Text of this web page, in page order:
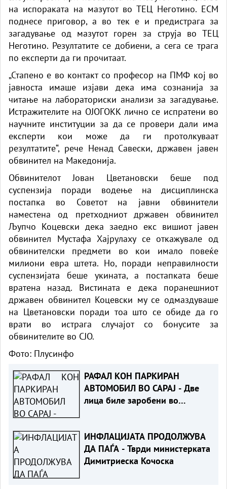
на испораката на мазутот во ТЕЦ Неготино. ЕСМ
поднесе приговор, а во тек е и предистрага за
загадување од мазутот горен за струја во ТЕЦ
Неготино. Резултатите се добиени, а сега се трага
по експерти да ги прочитаат.
„Стапено е во контакт со професор на ПМФ кој во
јавноста имаше изјави дека има сознанија за
читање на лабораториски анализи за загадување.
Истражителите на ОЈОГОКК лично се испратени во
научните институции за да се провери дали има
експерти кои може да ги протолкуваат
резултатите“, рече Ненад Савески, државен јавен
обвинител на Македонија.
Обвинителот Јован Цветановски беше под
суспензија поради водење на дисциплинска
постапка во Советот на јавни обвинители
наместена од претходниот државен обвинител
Љупчо Коцевски дека заедно екс вишиот јавен
обвинител Мустафа Хајрулаху се откажувале од
обвинителски предмети во кои имало повеќе
милиони евра штета. Но, поради неправилности
суспензијата беше укината, а постапката беше
вратена назад. Вистината е дека поранешниот
државен обвинител Коцевски му се одмаздуваше
на Цветановски поради тоа што се обиде да го
врати во истрага случајот со бонусите за
обвинителите во СЈО.
Фото: Плусинфо
РАФАЛ КОН ПАРКИРАН
АВТОМОБИЛ ВО САРАЈ - Две
лица биле заробени во
ИНФЛАЦИЈАТА ПРОДОЛЖУВА
ДА ПАЃА - Тврди министерката
Димитриеска Кочоска